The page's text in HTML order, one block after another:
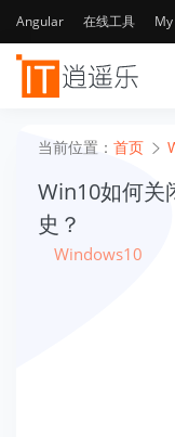
Angular 在线工具
当前位置： 首页
Win10如何关
史？
Windows10